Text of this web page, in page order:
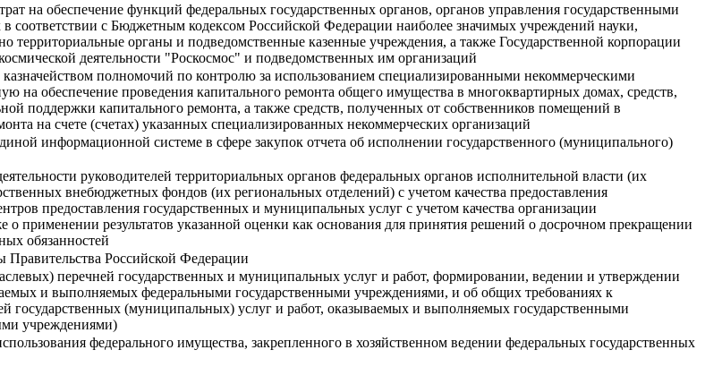
на обеспечение функций федеральных государственных органов, органов управления государственными
с Бюджетным кодексом Российской Федерации наиболее значимых учреждений науки,
территориальные органы и подведомственные казенные учреждения, а также Государственной корпорации
деятельности "Роскосмос" и подведомственных им организаций
полномочий по контролю за использованием специализированными некоммерческими
на обеспечение проведения капитального ремонта общего имущества в многоквартирных домах, средств,
поддержки капитального ремонта, а также средств, полученных от собственников помещений в
на счете (счетах) указанных специализированных некоммерческих организаций
информационной системе в сфере закупок отчета об исполнении государственного (муниципального)
руководителей территориальных органов федеральных органов исполнительной власти (их
внебюджетных фондов (их региональных отделений) с учетом качества предоставления
предоставления государственных и муниципальных услуг с учетом качества организации
о применении результатов указанной оценки как основания для принятия решений о досрочном прекращении
обязанностей
Российской Федерации
перечней государственных и муниципальных услуг и работ, формировании, ведении и утверждении
и выполняемых федеральными государственными учреждениями, и об общих требованиях к
(муниципальных) услуг и работ, оказываемых и выполняемых государственными
учреждениями)
федерального имущества, закрепленного в хозяйственном ведении федеральных государственных